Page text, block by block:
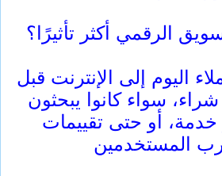
الرقمي أكثر تأثيرًا؟
اليوم إلى الإنترنت قبل
سواء كانوا يبحثون
خدمة، أو حتى تقييمات